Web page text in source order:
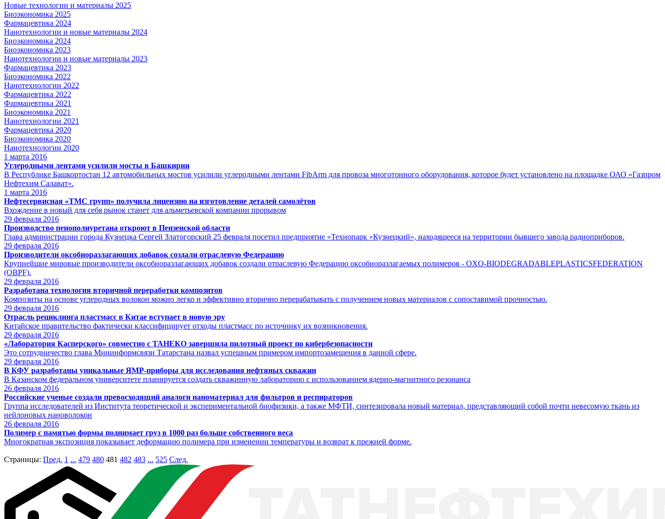
Новые технологии и материалы 2025
Биоэкономика 2025
Фармацевтика 2024
Нанотехнологии и новые материалы 2024
Биоэкономика 2024
Биоэкономика 2023
Нанотехнологии и новые материалы 2023
Фармацевтика 2023
Биоэкономика 2022
Нанотехнологии 2022
Фармацевтика 2022
Фармацевтика 2021
Биоэкономика 2021
Нанотехнологии 2021
Фармацевтика 2020
Биоэкономика 2020
Нанотехнологии 2020
1 марта 2016
Углеродными лентами усилили мосты в Башкирии
В Республике Башкортостан 12 автомобильных мостов усилили углеродными лентами FibArm для провоза многотонного оборудования, которое будет установлено на площадке ОАО «Газпром
Нефтехим Салават».
1 марта 2016
Нефтесервисная «ТМС групп» получила лицензию на изготовление деталей самолётов
Вхождение в новый для себя рынок станет для альметьевской компании прорывом
29 февраля 2016
Производство пенополиуретана откроют в Пензенской области
Глава администрации города Кузнецка Сергей Златогорский 25 февраля посетил предприятие «Технопарк «Кузнецкий», находящееся на территории бывшего завода радиоприборов.
29 февраля 2016
Производители оксобиоразлагающих добавок создали отраслевую Федерацию
Крупнейшие мировые производители оксобиоразлагающих добавок создали отраслевую Федерацию оксобиоразлагаемых полимеров - OXO-BIODEGRADABLEPLASTICSFEDERATION
(OBPF).
29 февраля 2016
Разработана технология вторичной переработки композитов
Композиты на основе углеродных волокон можно легко и эффективно вторично перерабатывать с получением новых материалов с сопоставимой прочностью.
29 февраля 2016
Отрасль рециклинга пластмасс в Китае вступает в новую эру
Китайское правительство фактически классифицирует отходы пластмасс по источнику их возникновения.
29 февраля 2016
«Лаборатория Касперского» совместно с ТАНЕКО завершила пилотный проект по кибербезопасности
Это сотрудничество глава Мининформсвязи Татарстана назвал успешным примером импортозамещения в данной сфере.
29 февраля 2016
В КФУ разработаны уникальные ЯМР-приборы для исследования нефтяных скважин
В Казанском федеральном университете планируется создать скважинную лабораторию с использованием ядерно-магнитного резонанса
26 февраля 2016
Российские ученые создали превосходящий аналоги наноматериал для фильтров и респираторов
Группа исследователей из Института теоретической и экспериментальной биофизики, а также МФТИ, синтезировала новый материал, представляющий собой почти невесомую ткань из
нейлоновых нановолокон
26 февраля 2016
Полимер с памятью формы поднимает груз в 1000 раз больше собственного веса
Многократная экспозиция показывает деформацию полимера при изменении температуры и возврат к прежней форме.
Страницы: Пред. 1 ... 479 480 481 482 483 ... 525 След.